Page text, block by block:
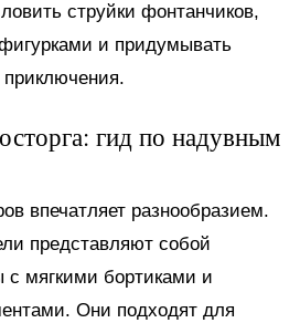
струйки фонтанчиков,
и придумывать
гид по надувным
впечатляет разнообразием.
представляют собой
с мягкими бортиками и
Они подходят для